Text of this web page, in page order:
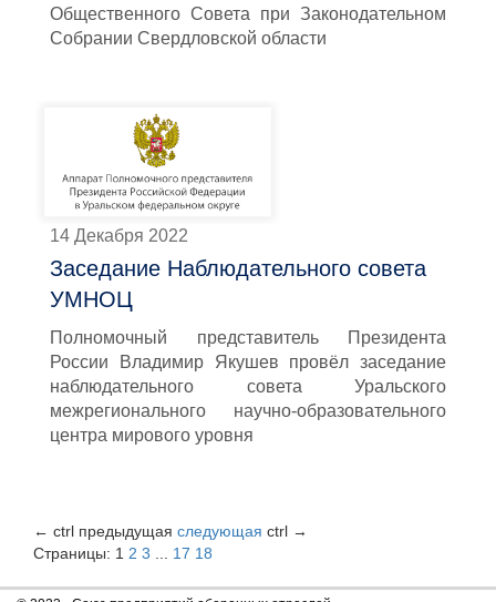
Общественного Совета при Законодательном
Собрании Свердловской области
14 Декабря 2022
Заседание Наблюдательного совета
УМНОЦ
Полномочный представитель Президента
России Владимир Якушев провёл заседание
наблюдательного совета Уральского
межрегионального научно-образовательного
центра мирового уровня
← ctrl предыдущая следующая ctrl →
Страницы: 1 2 3 17 18